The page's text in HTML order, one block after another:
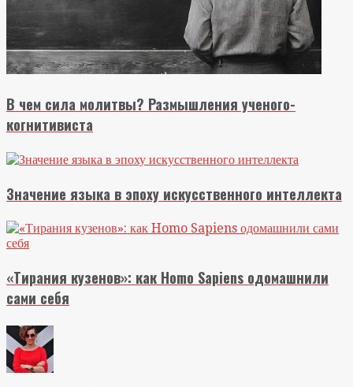
В чем сила молитвы? Размышления ученого-
когнитивиста
Значение языка в эпоху искусственного интеллекта
«Тирания кузенов»: как Homo Sapiens одомашнили
сами себя